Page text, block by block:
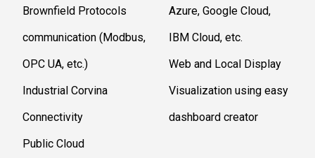
Brownfield Protocols
communication (Modbus,
OPC UA, etc.)
Industrial Corvina
Connectivity
Public Cloud
Azure, Google Cloud,
IBM Cloud, etc.
Web and Local Display
Visualization using easy
dashboard creator